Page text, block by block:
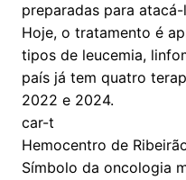
preparadas para atacá-
Hoje, o tratamento é
tipos de leucemia,
país já tem quatro
2022 e 2024.
car-t
Hemocentro de
Símbolo da oncologia